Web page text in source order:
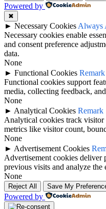
Powered by
✖
► Necessary Cookies Always
Necessary cookies enable
and consent preference
data.
None
► Functional Cookies Remark
Functional cookies support
media, collecting feedback,
None
► Analytical Cookies Remark
Analytical cookies track
metrics like visitor count,
None
► Advertisement Cookies
Advertisement cookies deliver
previous visits and analyze the
None
Reject All Save My
Powered by